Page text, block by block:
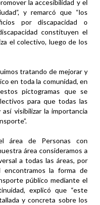
la accesibilidad y el
y remarcó que “los
por discapacidad o
constituyen el
el colectivo, luego de los
tratando de mejorar y
en toda la comunidad, en
pictogramas que se
para que todas las
visibilizar la importancia
área de Personas con
área consideramos a
a todas las áreas, por
la forma de
público mediante el
explicó que “este
y concreta sobre los